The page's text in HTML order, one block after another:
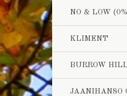
NO & LOW
KLIMENT
BURROW HILL
JAANIHANSO